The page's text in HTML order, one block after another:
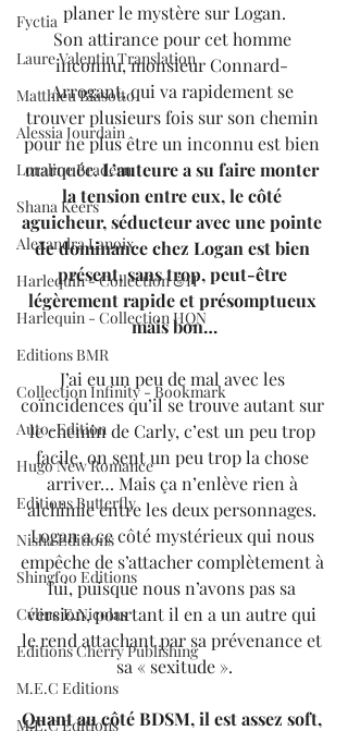
Fyctia
Laure Valentin Translation
Matthieu Biasotto
Alessia Jourdain
Loraline Bradern
Shana Keers
Alexandra Lanoix
Harlequin - Collection &H
Harlequin - Collection HQN
Editions BMR
Collection Infinity - Bookmark
Auto-Edition
Hugo New Romance
Editions Butterfly
Nisha Editions
Shingfoo Editions
Céline E.Nicolas
Editions Cherry Publishing
M.E.C Editions
M.E.C Editions
planer le mystère sur Logan.
Son attirance pour cet homme
inconnu, monsieur Connard-
Arrogant, qui va rapidement se
trouver plusieurs fois sur son chemin
pour ne plus être un inconnu est bien
marquée. L’auteure a su faire monter
la tension entre eux, le côté
aguicheur, séducteur avec une pointe
de dominance chez Logan est bien
présent, sans trop, peut-être
légèrement rapide et présomptueux
mais bon…
J’ai eu un peu de mal avec les
coïncidences qu’il se trouve autant sur
le chemin de Carly, c’est un peu trop
facile, on sent un peu trop la chose
arriver… Mais ça n’enlève rien à
alchimie entre les deux personnages.
Logan a ce côté mystérieux qui nous
empêche de s’attacher complètement à
lui, puisque nous n’avons pas sa
version, pourtant il en a un autre qui
le rend attachant par sa prévenance et
sa « sexitude ».
Quant au côté BDSM, il est assez soft,